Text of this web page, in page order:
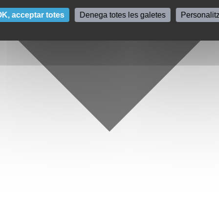
acceptar totes Denega totes les galetes